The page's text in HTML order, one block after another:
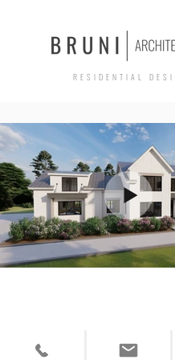
R E S I D E N T I A L D E S I